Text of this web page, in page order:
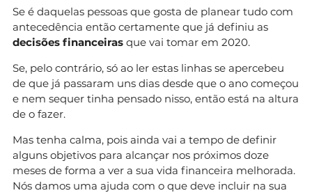
Se é daquelas pessoas que gosta de planear tudo com
antecedência então certamente que já definiu as
decisões financeiras que vai tomar em 2020.
Se, pelo contrário, só ao ler estas linhas se apercebeu
de que já passaram uns dias desde que o ano começou
e nem sequer tinha pensado nisso, então está na altura
de o fazer.
Mas tenha calma, pois ainda vai a tempo de definir
alguns objetivos para alcançar nos próximos doze
meses de forma a ver a sua vida financeira melhorada.
Nós damos uma ajuda com o que deve incluir na sua